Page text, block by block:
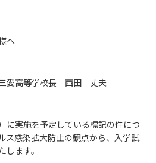
へ
愛高等学校長 西田 丈夫
に実施を予定している標記の件につ
ス感染拡大防止の観点から、入学試
ます。